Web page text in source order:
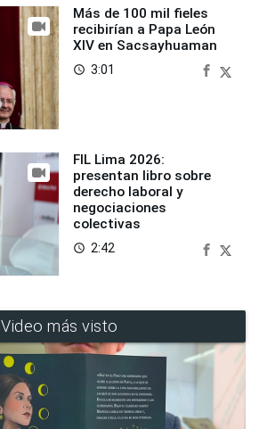
Más de 100 mil fieles
recibirían a Papa León
XIV en Sacsayhuaman
access_time 3:01
FIL Lima 2026:
presentan libro sobre
derecho laboral y
negociaciones
colectivas
access_time 2:42
Video más visto